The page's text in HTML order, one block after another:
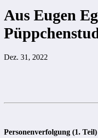
Aus Eugen
Dez. 31, 2022
Personenverfolgung (1. Teil)